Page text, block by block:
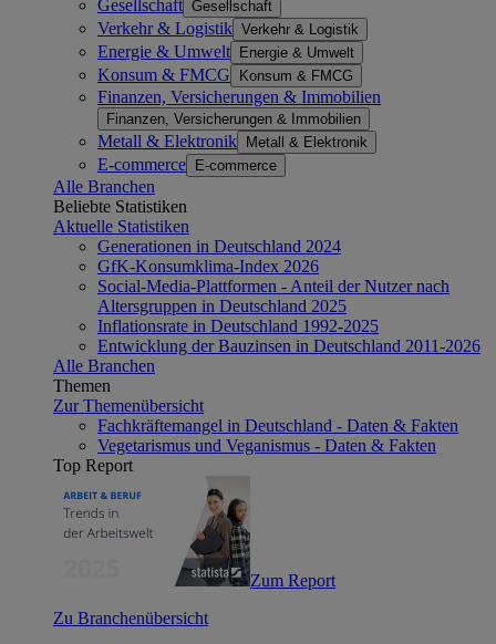
Gesellschaft Gesellschaft
Verkehr & Logistik Verkehr & Logistik
Energie & Umwelt Energie & Umwelt
Konsum & FMCG Konsum & FMCG
Finanzen, Versicherungen & Immobilien
Finanzen, Versicherungen & Immobilien
Metall & Elektronik Metall & Elektronik
E-commerce E-commerce
Alle Branchen
Beliebte Statistiken
Aktuelle Statistiken
Generationen in Deutschland 2024
GfK-Konsumklima-Index 2026
Social-Media-Plattformen - Anteil der Nutzer nach
Altersgruppen in Deutschland 2025
Inflationsrate in Deutschland 1992-2025
Entwicklung der Bauzinsen in Deutschland 2011-2026
Alle Branchen
Themen
Zur Themenübersicht
Fachkräftemangel in Deutschland - Daten & Fakten
Vegetarismus und Veganismus - Daten & Fakten
Top Report
Zum Report
Zu Branchenübersicht